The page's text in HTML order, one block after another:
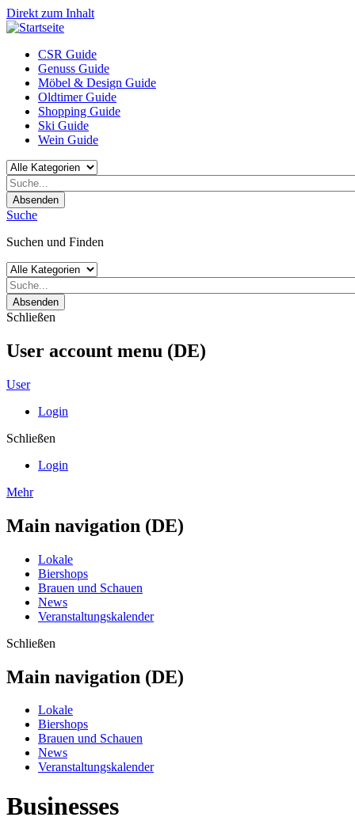
Direkt zum Inhalt
CSR Guide
Genuss Guide
Möbel & Design Guide
Oldtimer Guide
Shopping Guide
Ski Guide
Wein Guide
Absenden
Suche
Suchen und Finden
Absenden
Schließen
User account menu (DE)
User
Login
Schließen
Login
Mehr
Main navigation (DE)
Lokale
Biershops
Brauen und Schauen
News
Veranstaltungskalender
Schließen
Main navigation (DE)
Lokale
Biershops
Brauen und Schauen
News
Veranstaltungskalender
Businesses